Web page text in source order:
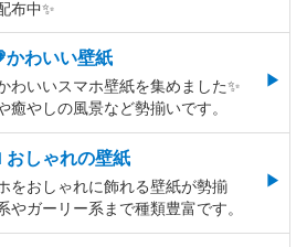
布中✨
かわいい壁紙
わいいスマホ壁紙を集めました✨
癒やしの風景など勢揃いです。
おしゃれの壁紙
をおしゃれに飾れる壁紙が勢揃
やガーリー系まで種類豊富です。